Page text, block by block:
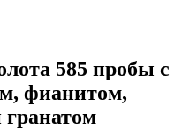
585 пробы с
фианитом,
гранатом